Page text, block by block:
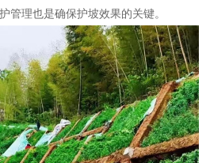
管理也是确保护坡效果的关键。